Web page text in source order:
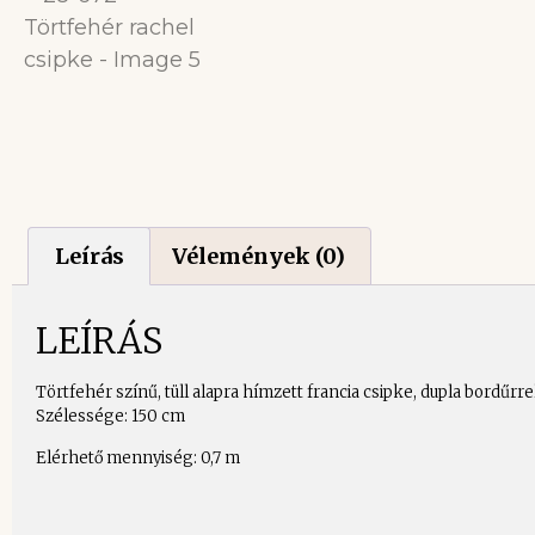
Leírás Vélemények (0)
LEÍRÁS
Törtfehér színű, tüll alapra hímzett francia csipke, dupla
Szélessége: 150 cm
Elérhető mennyiség: 0,7 m